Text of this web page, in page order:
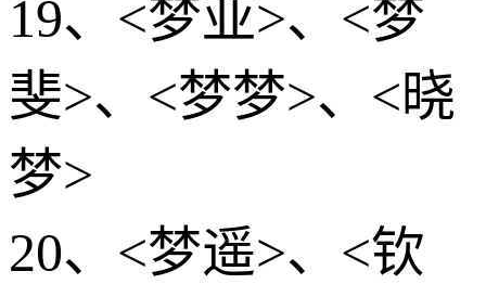
19、<梦亚>、<梦
斐>、<梦梦>、<晓
梦>
20、<梦遥>、<钦